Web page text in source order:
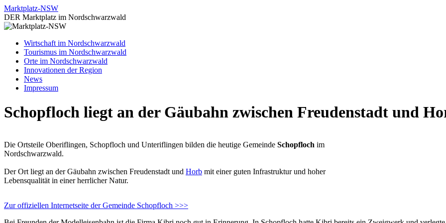
Zum
Inhalt
springen
Marktplatz-NSW
DER Marktplatz im Nordschwarzwald
Wirtschaft im Nordschwarzwald
Tourismus im Nordschwarzwald
Orte im Nordschwarzwald
Innovationen der Region
News
Impressum
Schopfloch liegt an der Gäubahn zwischen Freudenstadt und
Die Ortsteile Oberiflingen, Schopfloch und Unteriflingen bilden die heutige Gemeinde Schopfloch im
Nordschwarzwald.
Der Ort liegt an der Gäubahn zwischen Freudenstadt und Horb mit einer guten Infrastruktur und hoher
Lebensqualität in einer herrlicher Natur.
Zur offiziellen Internetseite der Gemeinde Schopfloch >>>